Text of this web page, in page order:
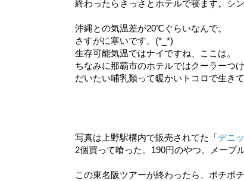
終わったらさっさとホテルで寝ます。シン
沖縄との気温差が20℃ぐらいなんで。
さすがに寒いです。(*_*)
生存可能気温ではナイですね、ここは。
ちなみに那覇市のホテルではクーラーつ
だいたい哺乳類って暖かいトコロで生き
写真は上野駅構内で販売されてた「デニ
2個買って喰った。190円のやつ。メープル
この東名阪ツアーが終わったら、ボチボ